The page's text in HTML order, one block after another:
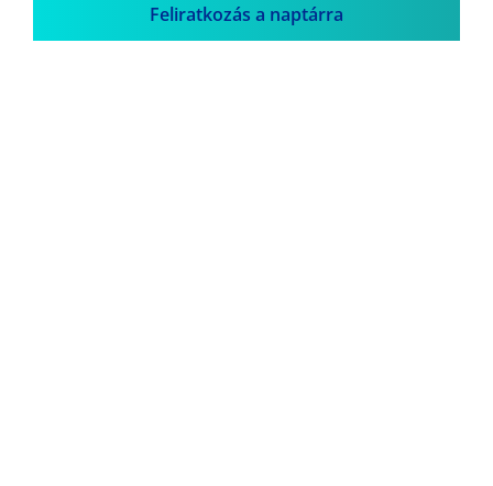
Feliratkozás a naptárra